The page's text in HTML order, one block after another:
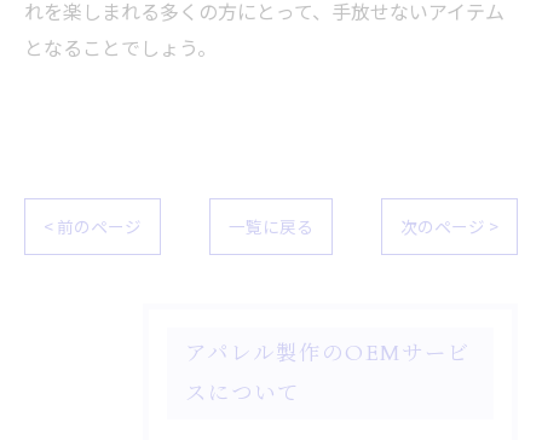
れを楽しまれる多くの方にとって、手放せないアイテム
となることでしょう。
< 前のページ 一覧に戻る 次のページ >
アパレル製作のOEMサービ
スについて